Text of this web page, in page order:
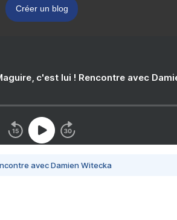
Créer un blog
c'est lui ! Rencontre avec
avec Damien Witecka